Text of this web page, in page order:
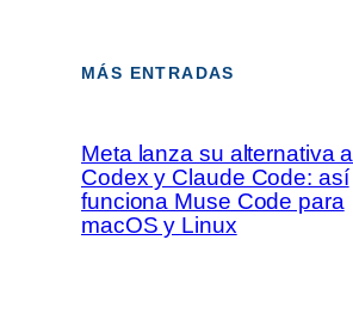
MÁS ENTRADAS
Meta lanza su alternativa a
Codex y Claude Code: así
funciona Muse Code para
macOS y Linux